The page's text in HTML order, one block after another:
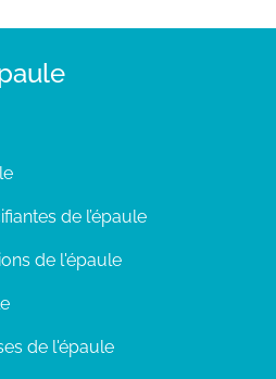
de l’épaule
de l'épaule
de l'épaule